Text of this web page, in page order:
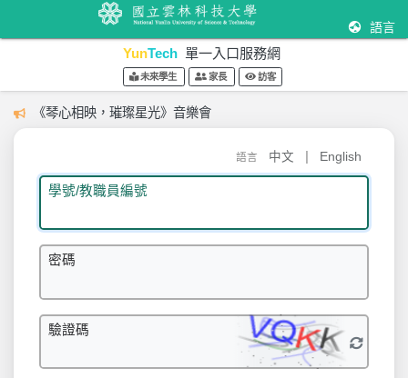
語言
YunTech 單一入口服務網
未來學生 家長 訪客
《琴心相映，璀璨星光》音樂會
語言 中文 English
學號/教職員編號
密碼
驗證碼